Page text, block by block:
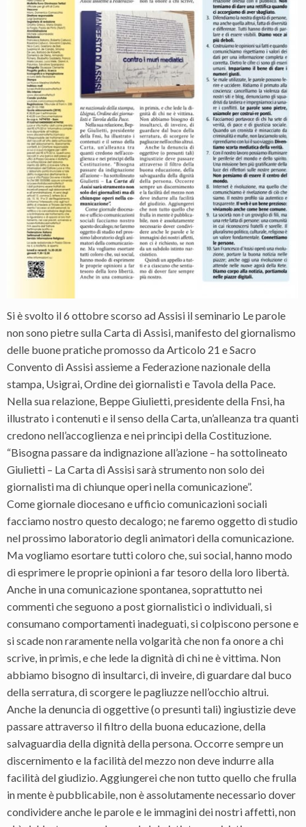
Si è svolto il 6 ottobre scorso ad Assisi il seminario Le parole
non sono pietre sulla Carta di Assisi, manifesto del giornalismo
delle buone pratiche promosso da Articolo 21 e Sacro
Convento di Assisi assieme a Federazione nazionale della
stampa, Usigrai, Ordine dei giornalisti e Tavola della Pace.
Nella sua relazione, Beppe Giulietti, presidente della Fnsi, ha
illustrato i contenuti e il senso della Carta, un’alleanza tra quanti
credono nell’accoglienza e nei principi della Costituzione.
“Bisogna passare da indignazione all’azione – ha sottolineato
Giulietti – La Carta di Assisi sarà strumento non solo dei
giornalisti ma di chiunque operi nella comunicazione”.
Come giornale diocesano e ufficio comunicazioni sociali
facciamo nostro questo decalogo; ne faremo oggetto di studio
nel prossimo laboratorio degli animatori della comunicazione.
Ma vogliamo esortare tutti coloro che, sui social, hanno modo
di esprimere le proprie opinioni a far tesoro della loro libertà.
Anche in una comunicazione spontanea, soprattutto nei
commenti che seguono a post giornalistici o individuali, si
consumano comportamenti inadeguati, si colpiscono persone e
si scade non raramente nella volgarità che non fa onore a chi
scrive, in primis, e che lede la dignità di chi ne è vittima. Non
abbiamo bisogno di insultarci, di inveire, di guardare dal buco
della serratura, di scorgere le pagliuzze nell’occhio altrui.
Anche la denuncia di oggettive (o presunti tali) ingiustizie deve
passare attraverso il filtro della buona educazione, della
salvaguardia della dignità della persona. Occorre sempre un
discernimento e la facilità del mezzo non deve indurre alla
facilità del giudizio. Aggiungerei che non tutto quello che frulla
in mente è pubblicabile, non è assolutamente necessario dover
condividere anche le parole e le immagini dei nostri affetti, non